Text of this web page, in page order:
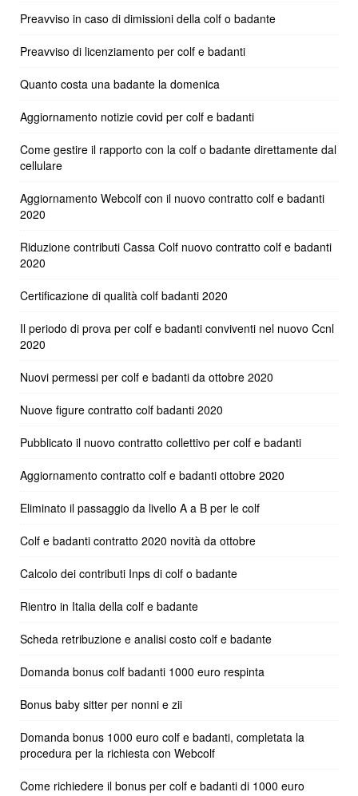
Preavviso in caso di dimissioni della colf o badante
Preavviso di licenziamento per colf e badanti
Quanto costa una badante la domenica
Aggiornamento notizie covid per colf e badanti
Come gestire il rapporto con la colf o badante direttamente dal
cellulare
Aggiornamento Webcolf con il nuovo contratto colf e badanti
2020
Riduzione contributi Cassa Colf nuovo contratto colf e badanti
2020
Certificazione di qualità colf badanti 2020
Il periodo di prova per colf e badanti conviventi nel nuovo Ccnl
2020
Nuovi permessi per colf e badanti da ottobre 2020
Nuove figure contratto colf badanti 2020
Pubblicato il nuovo contratto collettivo per colf e badanti
Aggiornamento contratto colf e badanti ottobre 2020
Eliminato il passaggio da livello A a B per le colf
Colf e badanti contratto 2020 novità da ottobre
Calcolo dei contributi Inps di colf o badante
Rientro in Italia della colf e badante
Scheda retribuzione e analisi costo colf e badante
Domanda bonus colf badanti 1000 euro respinta
Bonus baby sitter per nonni e zii
Domanda bonus 1000 euro colf e badanti, completata la
procedura per la richiesta con Webcolf
Come richiedere il bonus per colf e badanti di 1000 euro